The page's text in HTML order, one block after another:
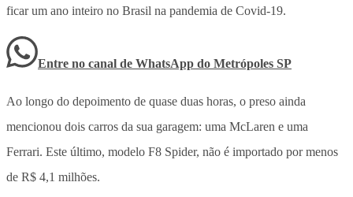
ficar um ano inteiro no Brasil na pandemia de Covid-19.
Entre no canal de WhatsApp do Metrópoles SP
Ao longo do depoimento de quase duas horas, o preso ainda
mencionou dois carros da sua garagem: uma McLaren e uma
Ferrari. Este último, modelo F8 Spider, não é importado por menos
de R$ 4,1 milhões.